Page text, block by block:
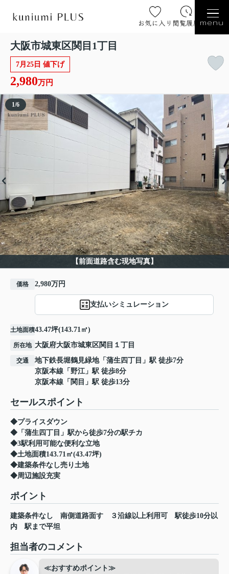
お気に入り 閲覧履歴 menu
大阪市城東区関目1丁目
7月25日 値下げ
2,980万円
【前面道路含む現地写真】
1/6
価格 2,980万円
支払いシミュレーション
土地面積43.47坪(143.71㎡)
所在地 大阪府大阪市城東区 関目 １丁目
交通 地下鉄長堀鶴見緑地「 蒲生四丁目 」駅 徒歩7分
京阪本線 「 野江 」駅 徒歩8分
京阪本線 「 関目 」駅 徒歩13分
セールスポイント
◆プライスダウン
◆「蒲生四丁目」駅から徒歩7分の駅チカ
◆3駅利用可能な便利な立地
◆土地面積143.71㎡(43.47坪)
◆建築条件なし売り土地
◆周辺施設充実
ポイント
建築条件なし 南側道路面す ３沿線以上利用可
駅徒歩10分以
内
駅まで平坦
担当者のコメント
≪おすすめポイント≫